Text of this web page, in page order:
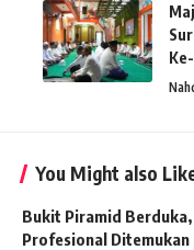
You Might also
Bukit Piramid Berduka,
Profesional Ditemukan